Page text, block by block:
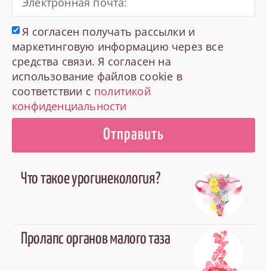
Я согласен получать рассылки и
маркетинговую информацию через все
средства связи. Я согласен на
использование файлов cookie в
соответствии с политикой
конфиденциальности
Отправить
Что такое урогинекология?
Пролапс органов малого таза